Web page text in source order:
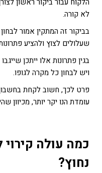
לא קורה.
בביקור זה המתקין אמור
שעלולים לצוץ ולהציע
בגין פתרונות אלו ייתכן
ויש לבחון כל מקרה לגופו.
פרט לכך, חשוב לקחת
עומדת הנו יקר יותר, מכיוון
כמה עולה קירוי
נחוץ?